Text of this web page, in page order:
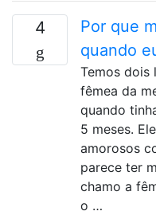
4
Por que
quando
Temos dois
fêmea da
quando
5 meses.
amorosos
parece ter
chamo a
o …